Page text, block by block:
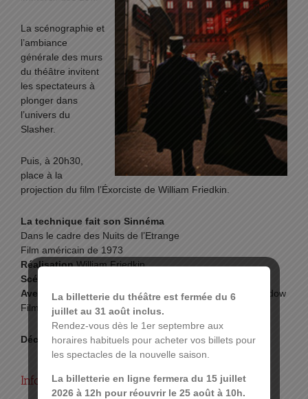
La scénographie et
l’ambiance
générale des murs
du théâtre invitent
les spectateurs à
plonger dans
l’univers du
Slasher.
Puis, à 20h30,
place à la
projection du film l’Éxorciste de William Friedkin.
La technique fait son Sinnéma
Dans le cadre des Nuits de l’Etrange
Film américain de 1973
RéalisationWilliam Friedkin
Scénario de
Avec
Linda Blair, Ellen Burstyn, Jason Miller, Max Von Sydow
Film en VO sous-titré
Déconseillé au moins de 14 ans
Infos pratiques :
La billetterie du théâtre est fermée du 6
juillet au 31 août inclus.
Rendez-vous dès le 1er septembre aux
horaires habituels pour acheter vos billets pour
les spectacles de la nouvelle saison.
La billetterie en ligne fermera du 15 juillet
2026 à 12h pour réouvrir le 25 août à 10h.